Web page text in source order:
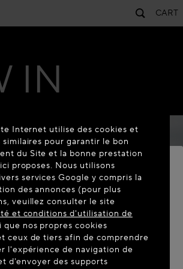
CART
SUR MAISON-
dans le pays suivant : United
vous mettre à jour votre
IN
Internet utilise des cookies et
pour garantir le bon
du Site et la bonne prestation
proposes. Nous utilisons
services Google y compris la
des annonces (pour plus
veuillez consulter le site
et conditions d'utilisation de
que nos propres cookies
ceux de tiers afin de comprendre
l'expérience de navigation de
d'envoyer des supports